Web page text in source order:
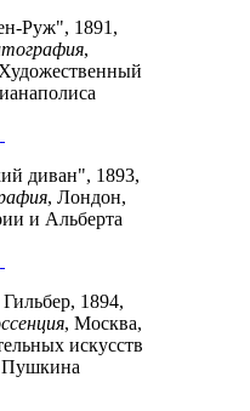
Руж", 1891,
,
диван", 1893,
, Лондон,
и Альберта
1894,
, Москва,
искусств